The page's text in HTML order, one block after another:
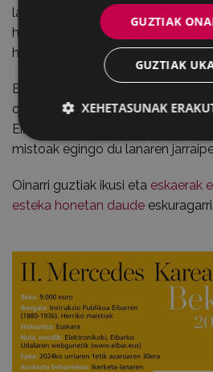
lana garatzeko kronograma;
horien interesa eta beste
halakorik balego.
Bekak 20 hilabeteko iraupena
onuradunak lau txosten aurkeztu
Eibarko Udalak eta EHU/UPVk
mistoak egingo du lanaren
Oinarri guztiak ikusi eta eskaerak
esteka honetan daude eskuragarri.
GUZTIAK
GUZTIAK
XEHETASUNAK